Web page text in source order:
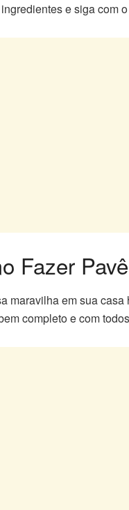
e siga com
Fazer
maravilha em sua
completo e com